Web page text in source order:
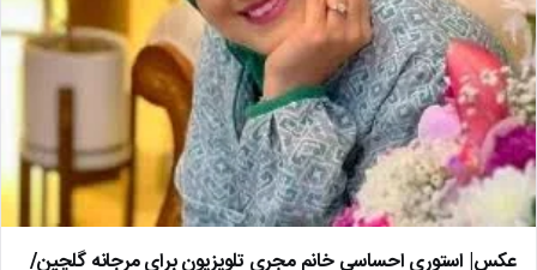
عکس| استوری احساسی خانم مجری تلویزیون برای مرجانه گلچین/